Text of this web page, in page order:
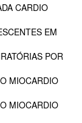
CARDIO
EM
POR
MIOCARDIO
MIOCARDIO